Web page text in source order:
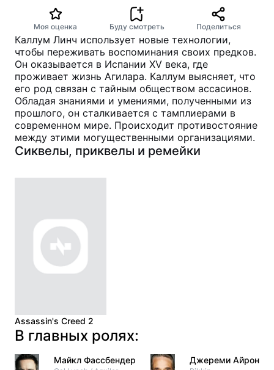
Моя оценка Буду смотреть Поделиться
Каллум Линч использует новые технологии,
чтобы переживать воспоминания своих предков.
Он оказывается в Испании XV века, где
проживает жизнь Агилара. Каллум выясняет, что
его род связан с тайным обществом ассасинов.
Обладая знаниями и умениями, полученными из
прошлого, он сталкивается с тамплиерами в
современном мире. Происходит противостояние
между этими могущественными организациями.
Сиквелы, приквелы и ремейки
Assassin's Creed 2
В главных ролях:
Майкл Фассбендер Джереми Айронс